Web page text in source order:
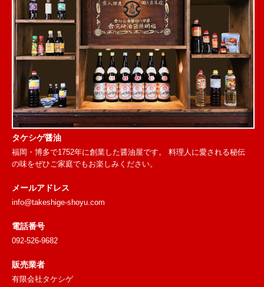
タケシゲ醤油
福岡・博多で1752年に創業した醤油屋です。 料理人に愛される秘伝
の味をぜひご家庭でもお楽しみください。
メールアドレス
info@takeshige-shoyu.com
電話番号
092-526-9682
販売業者
有限会社タケシゲ